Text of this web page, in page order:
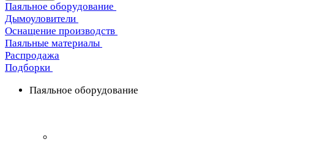
Паяльное оборудование
Дымоуловители
Оснащение производств
Паяльные материалы
Распродажа
Подборки
Паяльное оборудование